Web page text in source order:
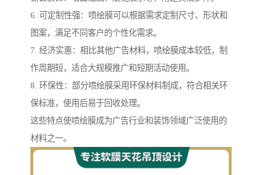
6. 可定制性强：喷绘膜可以根据需求定制尺寸、形状和
图案，满足不同客户的个性化需求。
7. 经济实惠：相比其他广告材料，喷绘膜成本较低，制
作周期短，适合大规模推广和短期活动使用。
8. 环保性：部分喷绘膜采用环保材料制成，符合相关环
保标准，使用后易于回收处理。
这些特点使喷绘膜成为广告行业和装饰领域广泛使用的
材料之一。